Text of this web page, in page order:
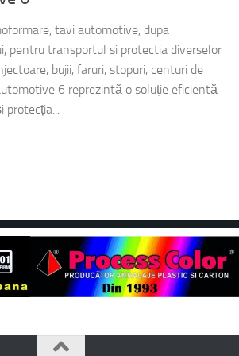
tavi automotive, dupa
pentru transportul si protectia diverselor
bujii, faruri, stopuri, centuri de
6 reprezintă o soluție eficientă